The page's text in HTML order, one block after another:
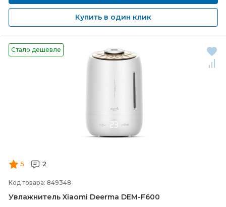
Купить в один клик
Стало дешевле
5 2
Код товара: 849348
Увлажнитель Xiaomi Deerma DEM-F600